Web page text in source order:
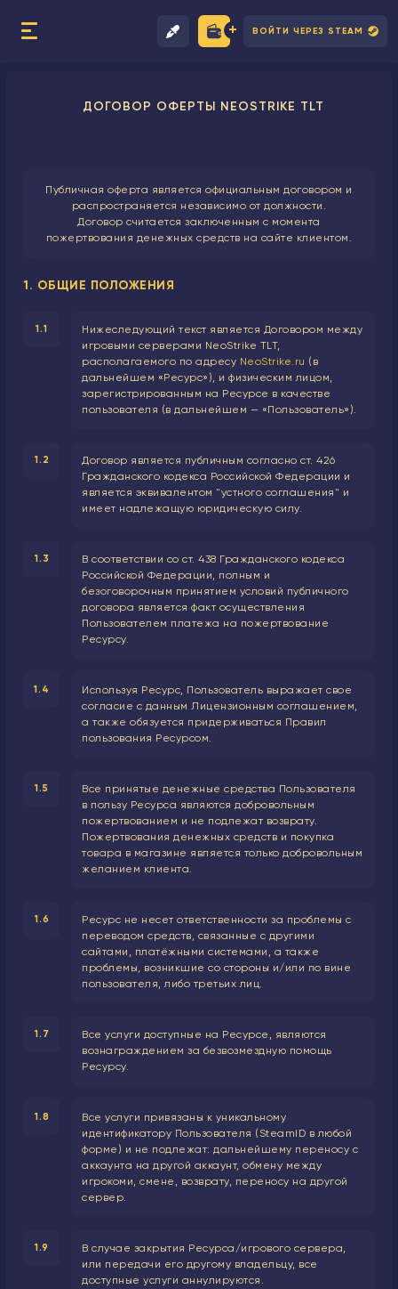
ВОЙТИ ЧЕРЕЗ STEAM
ДОГОВОР ОФЕРТЫ NEOSTRIKE TLT
Публичная оферта является официальным договором и
распространяется независимо от должности.
Договор считается заключенным с момента
пожертвования денежных средств на сайте клиентом.
1. ОБЩИЕ ПОЛОЖЕНИЯ
1.1
Нижеследующий текст является Договором между
игровыми серверами NeoStrike TLT,
располагаемого по адресу NeoStrike.ru (в
дальнейшем «Ресурс»), и физическим лицом,
зарегистрированным на Ресурсе в качестве
пользователя (в дальнейшем — «Пользователь»).
1.2
Договор является публичным согласно ст. 426
Гражданского кодекса Российской Федерации и
является эквивалентом "устного соглашения" и
имеет надлежащую юридическую силу.
1.3
В соответствии со ст. 438 Гражданского кодекса
Российской Федерации, полным и
безоговорочным принятием условий публичного
договора является факт осуществления
Пользователем платежа на пожертвование
Ресурсу.
1.4
Используя Ресурс, Пользователь выражает свое
согласие с данным Лицензионным соглашением,
а также обязуется придерживаться Правил
пользования Ресурсом.
1.5
Все принятые денежные средства Пользователя
в пользу Ресурса являются добровольным
пожертвованием и не подлежат возврату.
Пожертвования денежных средств и покупка
товара в магазине является только добровольным
желанием клиента.
1.6
Ресурс не несет ответственности за проблемы с
переводом средств, связанные с другими
сайтами, платёжными системами, а также
проблемы, возникшие со стороны и/или по вине
пользователя, либо третьих лиц.
1.7
Все услуги доступные на Ресурсе, являются
вознаграждением за безвозмездную помощь
Ресурсу.
1.8
Все услуги привязаны к уникальному
идентификатору Пользователя (SteamID в любой
форме) и не подлежат: дальнейшему переносу с
аккаунта на другой аккаунт, обмену между
игрокоми, смене, возврату, переносу на другой
сервер.
1.9
В случае закрытия Ресурса/игрового сервера,
или передачи его другому владельцу, все
доступные услуги аннулируются.